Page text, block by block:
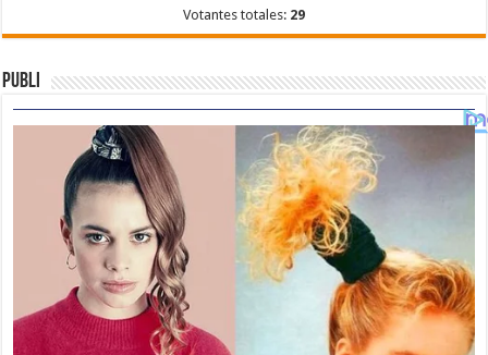
Votantes totales: 29
Publi